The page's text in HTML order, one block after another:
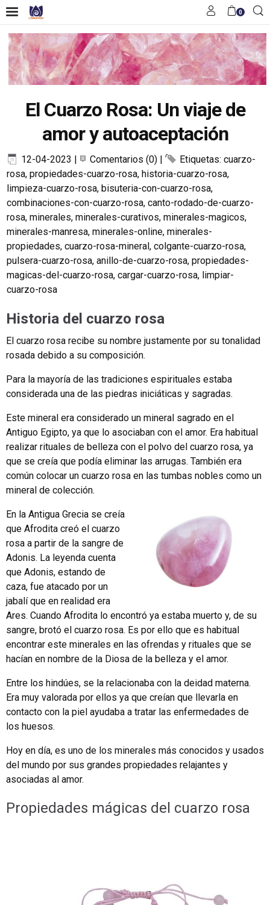
0
El Cuarzo Rosa: Un viaje de
amor y autoaceptación
12-04-2023 | Comentarios (0) | Etiquetas: cuarzo-
rosa, propiedades-cuarzo-rosa, historia-cuarzo-rosa,
limpieza-cuarzo-rosa, bisuteria-con-cuarzo-rosa,
combinaciones-con-cuarzo-rosa, canto-rodado-de-cuarzo-
rosa, minerales, minerales-curativos, minerales-magicos,
minerales-manresa, minerales-online, minerales-
propiedades, cuarzo-rosa-mineral, colgante-cuarzo-rosa,
pulsera-cuarzo-rosa, anillo-de-cuarzo-rosa, propiedades-
magicas-del-cuarzo-rosa, cargar-cuarzo-rosa, limpiar-
cuarzo-rosa
Historia del cuarzo rosa
El cuarzo rosa recibe su nombre justamente por su tonalidad
rosada debido a su composición.
Para la mayoría de las tradiciones espirituales estaba
considerada una de las piedras iniciáticas y sagradas.
Este mineral era considerado un mineral sagrado en el
Antiguo Egipto, ya que lo asociaban con el amor. Era habitual
realizar rituales de belleza con el polvo del cuarzo rosa, ya
que se creía que podía eliminar las arrugas. También era
común colocar un cuarzo rosa en las tumbas nobles como un
mineral de colección.
En la Antigua Grecia se creía
que Afrodita creó el cuarzo
rosa a partir de la sangre de
Adonis. La leyenda cuenta
que Adonis, estando de
caza, fue atacado por un
jabalí que en realidad era
Ares. Cuando Afrodita lo encontró ya estaba muerto y, de su
sangre, brotó el cuarzo rosa. Es por ello que es habitual
encontrar este minerales en las ofrendas y rituales que se
hacían en nombre de la Diosa de la belleza y el amor.
Entre los hindúes, se la relacionaba con la deidad materna.
Era muy valorada por ellos ya que creían que llevarla en
contacto con la piel ayudaba a tratar las enfermedades de
los huesos.
Hoy en día, es uno de los minerales más conocidos y usados
del mundo por sus grandes propiedades relajantes y
asociadas al amor.
Propiedades mágicas del cuarzo rosa